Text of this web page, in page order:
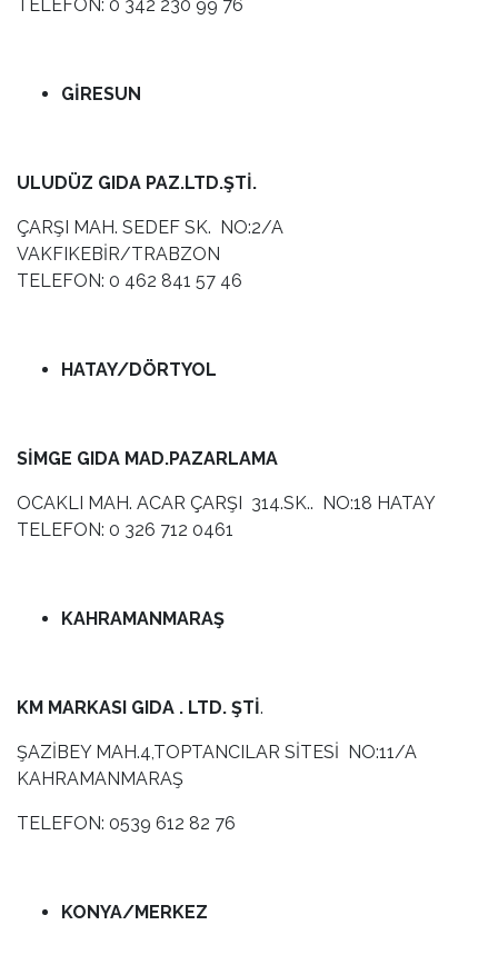
TELEFON: 0 342 230 99 76
GİRESUN
ULUDÜZ GIDA PAZ.LTD.ŞTİ.
ÇARŞI MAH. SEDEF SK. NO:2/A
VAKFIKEBİR/TRABZON
TELEFON: 0 462 841 57 46
HATAY/DÖRTYOL
SİMGE GIDA MAD.PAZARLAMA
OCAKLI MAH. ACAR ÇARŞI 314.SK.. NO:18 HATAY
TELEFON: 0 326 712 0461
KAHRAMANMARAŞ
KM MARKASI GIDA . LTD. ŞTİ.
ŞAZİBEY MAH.4,TOPTANCILAR SİTESİ NO:11/A
KAHRAMANMARAŞ
TELEFON: 0539 612 82 76
KONYA/MERKEZ